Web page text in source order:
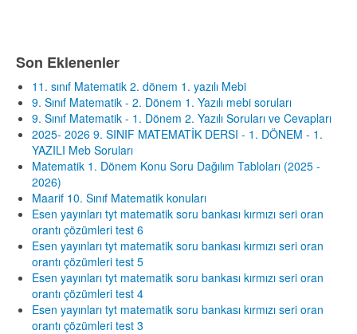
Son Eklenenler
11. sınıf Matematik 2. dönem 1. yazılı Mebi
9. Sınıf Matematik - 2. Dönem 1. Yazılı mebi soruları
9. Sınıf Matematik - 1. Dönem 2. Yazılı Soruları ve Cevapları
2025- 2026 9. SINIF MATEMATİK DERSI - 1. DÖNEM - 1.
YAZILI Meb Soruları
Matematik 1. Dönem Konu Soru Dağılım Tabloları (2025 -
2026)
Maarif 10. Sınıf Matematik konuları
Esen yayınları tyt matematik soru bankası kırmızı seri oran
orantı çözümleri test 6
Esen yayınları tyt matematik soru bankası kırmızı seri oran
orantı çözümleri test 5
Esen yayınları tyt matematik soru bankası kırmızı seri oran
orantı çözümleri test 4
Esen yayınları tyt matematik soru bankası kırmızı seri oran
orantı çözümleri test 3